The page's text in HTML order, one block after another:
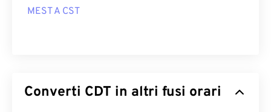
MEST A CST
Converti CDT in altri fusi orari